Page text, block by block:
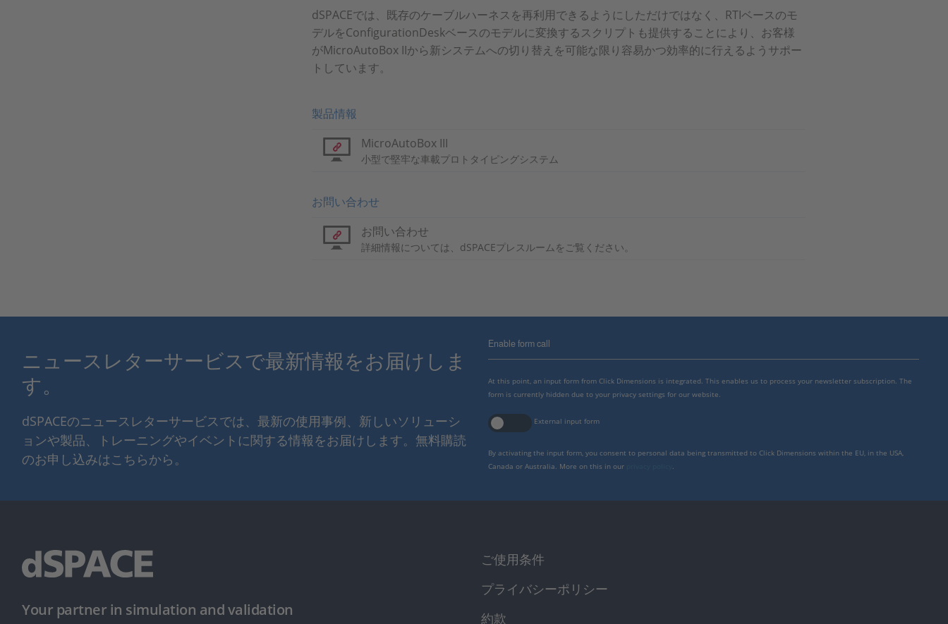
dSPACEでは、既存のケーブルハーネスを再利用できるようにしただけではなく、RTIベースのモ
デルをConfigurationDeskベースのモデルに変換するスクリプトも提供することにより、お客様
がMicroAutoBox IIから新システムへの切り替えを可能な限り容易かつ効率的に行えるようサポー
トしています。
製品情報
MicroAutoBox III
小型で堅牢な車載プロトタイピングシステム
お問い合わせ
お問い合わせ
詳細情報については、dSPACEプレスルームをご覧ください。
ニュースレターサービスで最新情報をお届けしま
す。
dSPACEのニュースレターサービスでは、最新の使用事例、新しいソリューシ
ョンや製品、トレーニングやイベントに関する情報をお届けします。無料購読
のお申し込みはこちらから。
Enable form call
At this point, an input form from Click Dimensions is integrated. This enables us to process your newsletter subscription. The
form is currently hidden due to your privacy settings for our website.
External input form
By activating the input form, you consent to personal data being transmitted to Click Dimensions within the EU, in the USA,
Canada or Australia. More on this in our
Your partner in simulation and validation
ご使用条件
プライバシーポリシー
約款